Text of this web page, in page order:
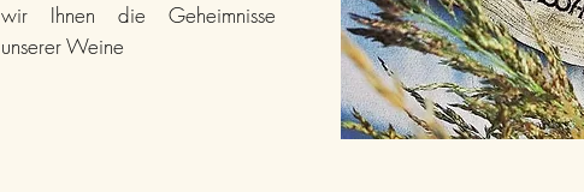
wir Ihnen die Geheimnisse
unserer Weine